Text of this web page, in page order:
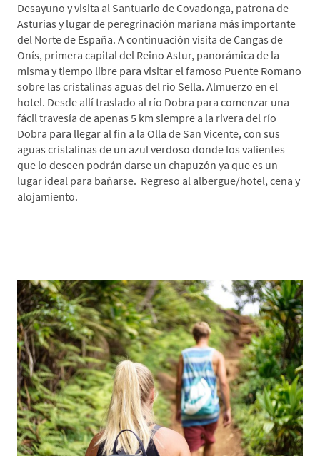
Desayuno y visita al Santuario de Covadonga, patrona de
Asturias y lugar de peregrinación mariana más importante
del Norte de España. A continuación visita de Cangas de
Onís, primera capital del Reino Astur, panorámica de la
misma y tiempo libre para visitar el famoso Puente Romano
sobre las cristalinas aguas del río Sella. Almuerzo en el
hotel. Desde allí traslado al río Dobra para comenzar una
fácil travesía de apenas 5 km siempre a la rivera del río
Dobra para llegar al fin a la Olla de San Vicente, con sus
aguas cristalinas de un azul verdoso donde los valientes
que lo deseen podrán darse un chapuzón ya que es un
lugar ideal para bañarse. Regreso al albergue/hotel, cena y
alojamiento.